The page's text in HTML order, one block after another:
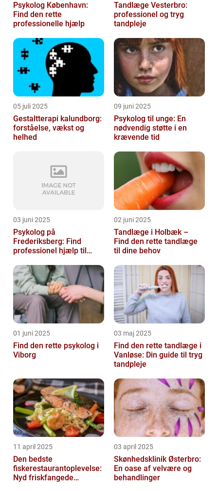
Psykolog København:
Find den rette
professionelle hjælp
Tandlæge Vesterbro:
professionel og tryg
tandpleje
05 juli 2025
Gestaltterapi kalundborg:
forståelse, vækst og
helhed
09 juni 2025
Psykolog til unge: En
nødvendig støtte i en
krævende tid
03 juni 2025
Psykolog på
Frederiksberg: Find
professionel hjælp til
02 juni 2025
Tandlæge i Holbæk –
Find den rette tandlæge
til dine behov
01 juni 2025
Find den rette psykolog i
Viborg
03 maj 2025
Find den rette tandlæge i
Vanløse: Din guide til tryg
tandpleje
11 april 2025
Den bedste
fiskerestaurantoplevelse:
Nyd friskfangede
03 april 2025
Skønhedsklinik Østerbro:
En oase af velvære og
behandlinger